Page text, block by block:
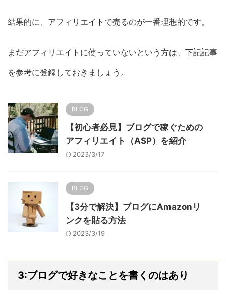
結果的に、アフィリエイトで売るのが一番理想的です。
まだアフィリエイトに使っていないという方は、下記記事
を参考に登録しておきましょう。
BLOG
【初心者必見】ブログで稼ぐための
アフィリエイト（ASP）を紹介
2023/3/17
BLOG
【3分で解決】ブログにAmazonリ
ンクを貼る方法
2023/3/19
3:ブログで好きなことを書くのはあり